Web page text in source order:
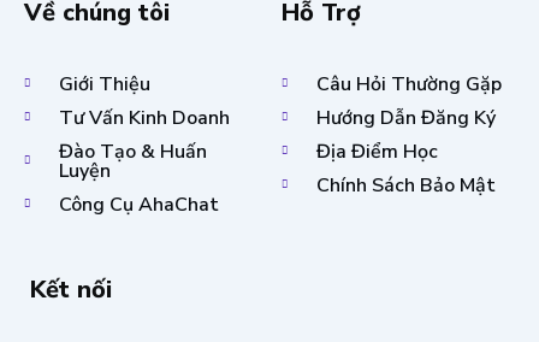
Về chúng tôi
Giới Thiệu
Tư Vấn Kinh Doanh
Đào Tạo & Huấn
Luyện
Công Cụ AhaChat
Hỗ Trợ
Câu Hỏi Thường Gặp
Hướng Dẫn Đăng Ký
Địa Điểm Học
Chính Sách Bảo Mật
Kết nối